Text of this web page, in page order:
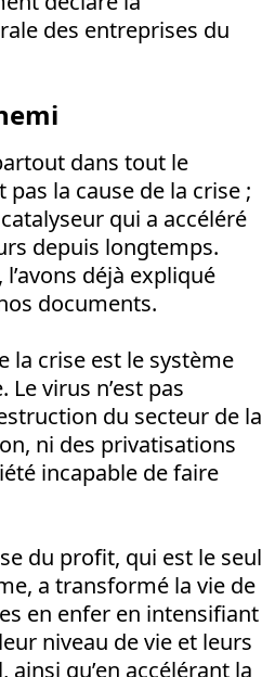
des entreprises du
dans tout le
pas la cause de la crise ;
qui a accéléré
depuis longtemps.
déjà expliqué
documents.
la crise est le système
virus n’est pas
du secteur de la
ni des privatisations
incapable de faire
du profit, qui est le seul
a transformé la vie de
en enfer en intensifiant
niveau de vie et leurs
qu’en accélérant la